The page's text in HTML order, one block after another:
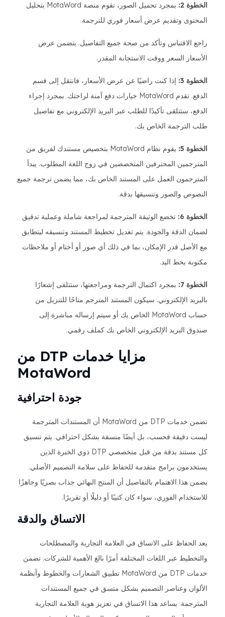
الخطوة 2:
بمجرد تحميل الصور، تقوم منصة MotaWord بتحليل
المحتوى وتقديم عرض أسعار فوري للترجمة.
راجع الاقتباس وتأكد من صحة جميع التفاصيل. يتضمن عرض
الأسعار السعر ووقت الاستجابة المقدر.
الخطوة 3:
إذا كنت راضيًا عن عرض الأسعار، فانتقل إلى قسم
الدفع. تقدم MotaWord خيارات دفع آمنة لراحتك. بمجرد إجراء
الدفع، ستتلقى تأكيدًا للطلب عبر البريد الإلكتروني مع تفاصيل
طلب الترجمة الخاص بك.
الخطوة 5:
يقوم نظام MotaWord بتخصيص مستندك لفريق من
المترجمين المحترفين المتخصصين في زوج اللغة المطلوب. يبدأ
المترجمون العمل على المستند الخاص بك، مما يضمن ترجمة جميع
النصوص والصور وتنسيقها بدقة.
الخطوة 6:
تخضع الوثيقة المترجمة لمراجعة شاملة وعملية تدقيق
لضمان الدقة والجودة. يتم تعديل تخطيط المستند وتنسيقه ليتطابق
مع الأصل قدر الإمكان، بما في ذلك أي صور أو أختام أو ملاحظات
مكتوبة بخط اليد.
الخطوة 7:
بمجرد اكتمال الترجمة ومراجعتها، ستتلقى إشعارًا
بالبريد الإلكتروني. سيكون المستند المترجم متاحًا للتنزيل من
حساب MotaWord الخاص بك أو سيتم إرساله مباشرة إلى
صندوق البريد الإلكتروني الخاص بك كملف رقمي.
مزايا خدمات DTP من
MotaWord
جودة احترافية
تضمن خدمات DTP من MotaWord أن المستندات المترجمة
ليست دقيقة فحسب، بل أيضًا منسقة بشكل احترافي. يتم تنسيق
كل مستند بدقة من قبل متخصصي DTP ذوي الخبرة الذين
يستخدمون برامج متقدمة للحفاظ على سلامة التصميم الأصلي.
يضمن هذا الاهتمام بالتفاصيل أن المنتج النهائي جذاب بصريًا وجاهزًا
للاستخدام الفوري، سواء كان كتيبًا أو دليلًا أو تقريرًا.
الاتساق والدقة
يعد الحفاظ على الاتساق في العلامة التجارية والمصطلحات
والتخطيط عبر اللغات المختلفة أمرًا بالغ الأهمية للشركات. تضمن
خدمات DTP من MotaWord تطبيق الشعارات والخطوط وأنظمة
الألوان وعناصر التصميم بشكل متسق في جميع المستندات
المترجمة. يساعد هذا الاتساق في تعزيز هوية العلامة التجارية